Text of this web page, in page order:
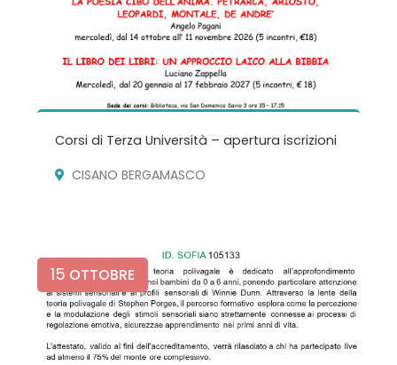
Corsi di Terza Università – apertura iscrizioni
CISANO BERGAMASCO
15 OTTOBRE